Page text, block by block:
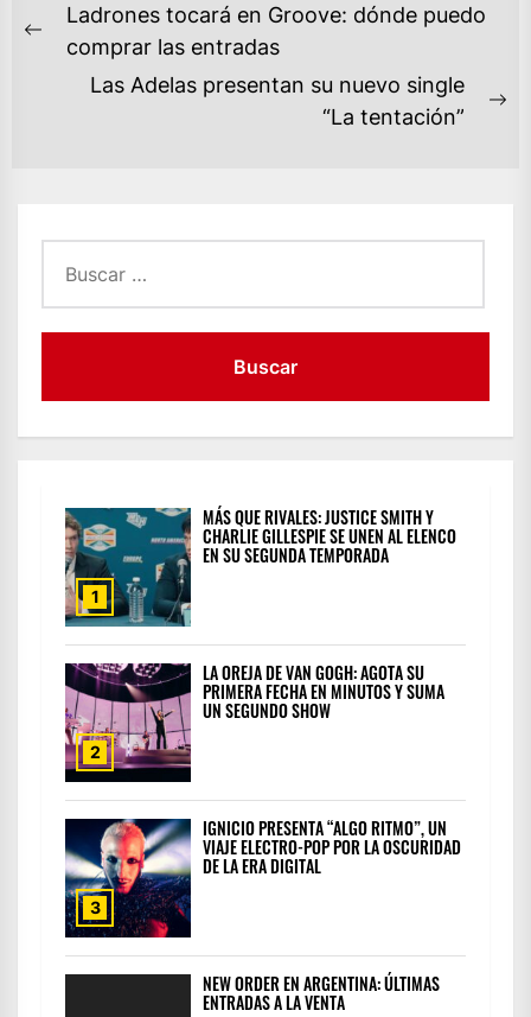
NAVEGACIÓN
DE
ENTRADAS
Previous
Ladrones tocará en Groove: dónde puedo
comprar las entradas
Las Adelas presentan su nuevo single
“La tentación”
1
MÁS QUE RIVALES: JUSTICE SMITH Y
CHARLIE GILLESPIE SE UNEN AL ELENCO
EN SU SEGUNDA TEMPORADA
2
LA OREJA DE VAN GOGH: AGOTA SU
PRIMERA FECHA EN MINUTOS Y SUMA
UN SEGUNDO SHOW
3
IGNICIO PRESENTA “ALGO RITMO”, UN
VIAJE ELECTRO-POP POR LA OSCURIDAD
DE LA ERA DIGITAL
NEW ORDER EN ARGENTINA: ÚLTIMAS
ENTRADAS A LA VENTA